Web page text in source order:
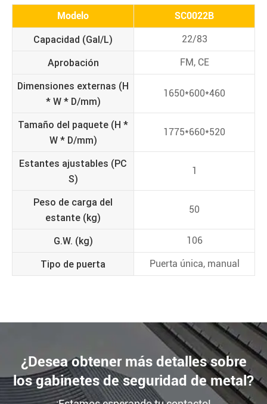
Modelo SC0022B
Capacidad (Gal/L) 22/83
Aprobación FM, CE
Dimensiones externas (H
* W * D/mm)
1650*600*460
Tamaño del paquete (H *
W * D/mm)
1775*660*520
Estantes ajustables (PC
S)
1
Peso de carga del
estante (kg)
50
G.W. (kg) 106
Tipo de puerta Puerta única, manual
¿Desea obtener más detalles sobre
los gabinetes de seguridad de metal?